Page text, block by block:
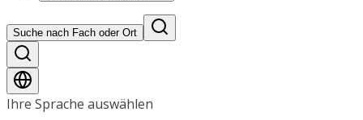
Suche nach Fach oder Ort
Ihre Sprache auswählen